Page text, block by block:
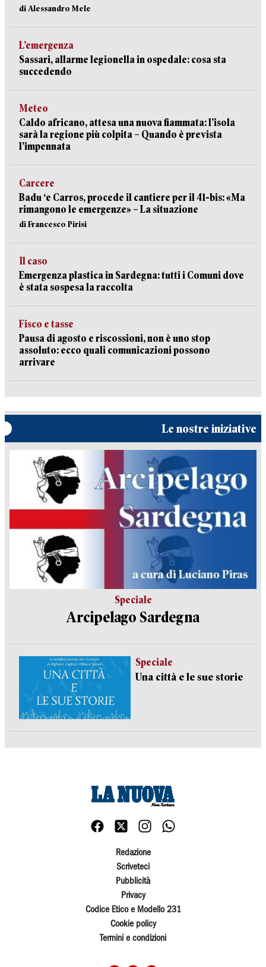
di Alessandro Mele
L’emergenza
Sassari, allarme legionella in ospedale: cosa sta
succedendo
Meteo
Caldo africano, attesa una nuova fiammata: l’isola
sarà la regione più colpita – Quando è prevista
l’impennata
Carcere
Badu ‘e Carros, procede il cantiere per il 41-bis: «Ma
rimangono le emergenze» – La situazione
di Francesco Pirisi
Il caso
Emergenza plastica in Sardegna: tutti i Comuni dove
è stata sospesa la raccolta
Fisco e tasse
Pausa di agosto e riscossioni, non è uno stop
assoluto: ecco quali comunicazioni possono
arrivare
Le nostre iniziative
Speciale
Arcipelago Sardegna
Speciale
Una città e le sue storie
Redazione
Scriveteci
Pubblicità
Privacy
Codice Etico e Modello 231
Cookie policy
Termini e condizioni